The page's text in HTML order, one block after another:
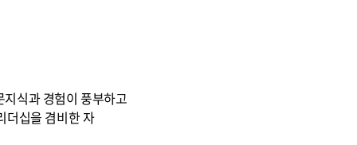
지식과 경험이 풍부하고
더십을 겸비한 자